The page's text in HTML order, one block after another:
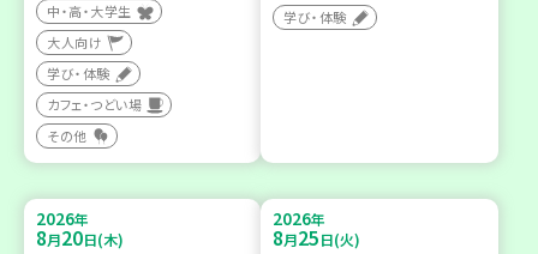
中・高・大学生
大人向け
学び・体験
カフェ・つどい場
その他
学び・体験
2026年
8月20日(木)
2026年
8月25日(火)